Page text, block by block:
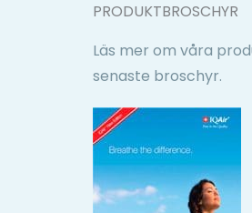
PRODUKTBROSCHYR
Läs mer om våra
senaste broschyr.